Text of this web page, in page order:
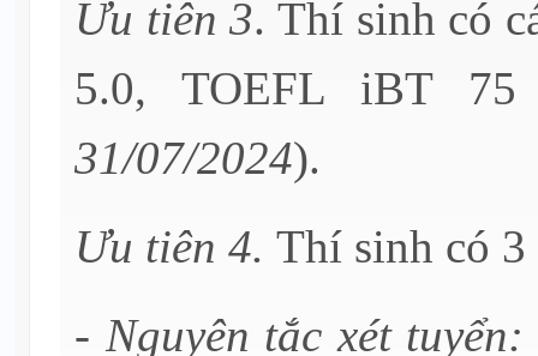
Ưu tiên 3. Thí sinh có
5.0, TOEFL iBT
31/07/2024).
Ưu tiên 4. Thí sinh có 3
- Nguyên tắc xét tuyển: